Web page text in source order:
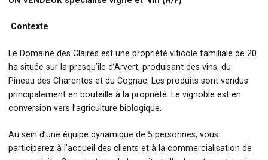
Contexte
Le Domaine des Claires est une propriété viticole familiale de 20
ha située sur la presqu’île d’Arvert, produisant des vins, du
Pineau des Charentes et du Cognac. Les produits sont vendus
principalement en bouteille à la propriété. Le vignoble est en
conversion vers l’agriculture biologique.
Au sein d’une équipe dynamique de 5 personnes, vous
participerez à l’accueil des clients et à la commercialisation de